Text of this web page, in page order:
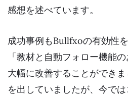
感想を述べています。
成功事例もBullfxoの有効性を
「教材と自動フォロー機能
大幅に改善することができ
を出していましたが、今で